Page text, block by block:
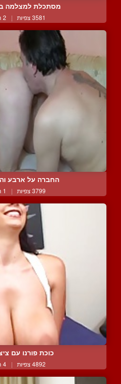
מסתכלת למצלמה
3581 צפיות | 2 המלצות
החברה על ארבע
3799 צפיות | 1 המלצות
כוכת פורנו עם
4892 צפיות | 4 המלצות